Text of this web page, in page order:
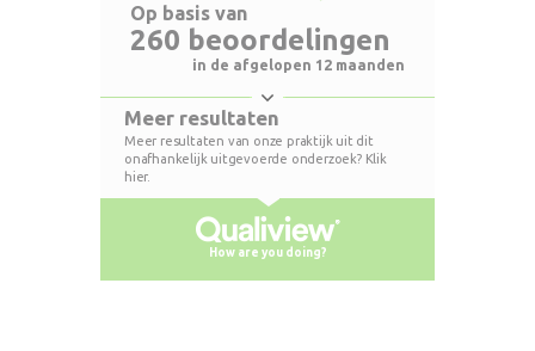
Op basis van
260 beoordelingen
in de afgelopen 12 maanden
Meer resultaten
Meer resultaten van onze praktijk uit dit
onafhankelijk uitgevoerde onderzoek? Klik
hier.
How are you doing?